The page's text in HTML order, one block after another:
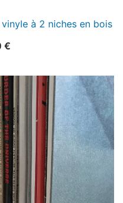
à 2 niches en bois
€